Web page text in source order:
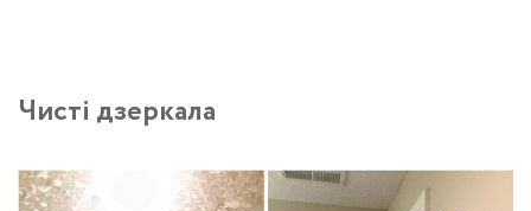
Чисті дзеркала